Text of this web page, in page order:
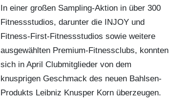
In einer großen Sampling-Aktion in über 300
Fitnessstudios, darunter die INJOY und
Fitness-First-Fitnessstudios sowie weitere
ausgewählten Premium-Fitnessclubs, konnten
sich in April Clubmitglieder von dem
knusprigen Geschmack des neuen Bahlsen-
Produkts Leibniz Knusper Korn überzeugen.